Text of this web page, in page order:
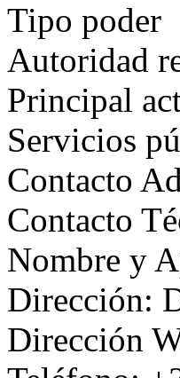
Tipo poder
Autoridad
Principal
Servicios
Contacto
Contacto
Nombre y
Dirección:
Dirección